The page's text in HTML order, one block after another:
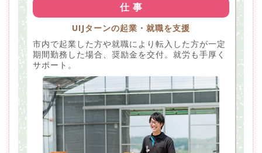
仕 事
UIJターンの起業・就職を支援
市内で起業した方や就職により転入した方が一定
期間勤務した場合、奨励金を交付。就労も手厚く
サポート。